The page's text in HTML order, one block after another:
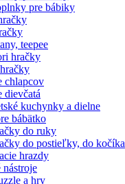
pre bábiky
teepee
hračky
chlapcov
dievčatá
kuchynky a dielne
bábätko
do ruky
do postieľky, do kočíka
hrazdy
a hry